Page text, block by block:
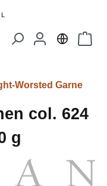
Worsted Garne
col. 624
g